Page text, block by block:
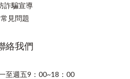
詐騙宣導
常見問題
絡我們
至週五9：00~18：00